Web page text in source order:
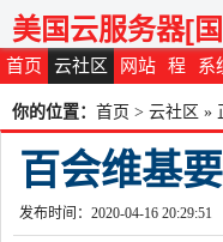
首页 云社区 网站 程 系
美国云服务器[
你的位置： 首页 > 云社区 »
百会维基
发布时间：2020-04-16 20:29:51